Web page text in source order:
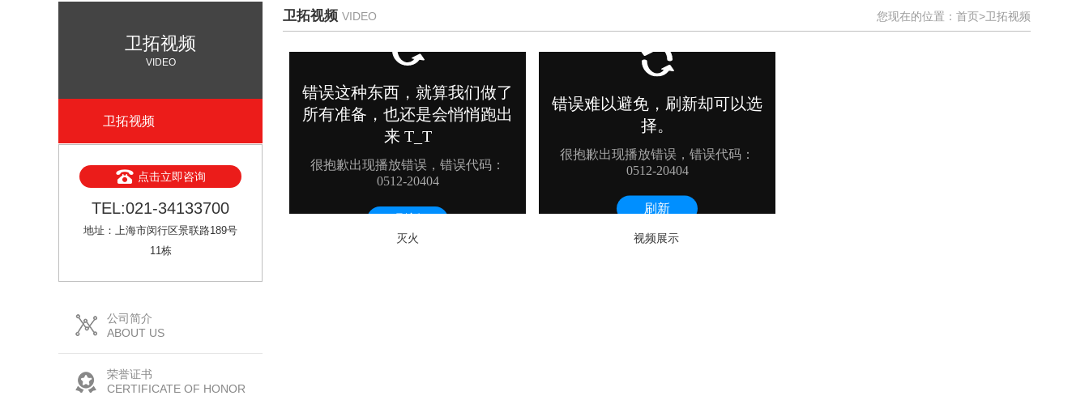
卫拓视频
VIDEO
卫拓视频
点击立即咨询
TEL:021-34133700
地址：上海市闵行区景联路189号
11栋
公司简介
ABOUT US
荣誉证书
CERTIFICATE OF HONOR
卫拓视频 VIDEO 您现在的位置： 首页>卫拓视频
灭火 视频展示